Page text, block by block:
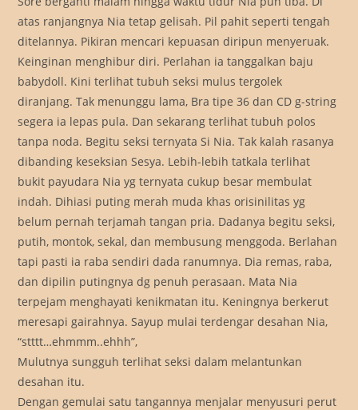
atas ranjangnya Nia tetap gelisah. Pil pahit seperti tengah
ditelannya. Pikiran mencari kepuasan diripun menyeruak.
Keinginan menghibur diri. Perlahan ia tanggalkan baju
babydoll. Kini terlihat tubuh seksi mulus tergolek
diranjang. Tak menunggu lama, Bra tipe 36 dan CD g-string
segera ia lepas pula. Dan sekarang terlihat tubuh polos
tanpa noda. Begitu seksi ternyata Si Nia. Tak kalah rasanya
dibanding keseksian Sesya. Lebih-lebih tatkala terlihat
bukit payudara Nia yg ternyata cukup besar membulat
indah. Dihiasi puting merah muda khas orisinilitas yg
belum pernah terjamah tangan pria. Dadanya begitu seksi,
putih, montok, sekal, dan membusung menggoda. Berlahan
tapi pasti ia raba sendiri dada ranumnya. Dia remas, raba,
dan dipilin putingnya dg penuh perasaan. Mata Nia
terpejam menghayati kenikmatan itu. Keningnya berkerut
meresapi gairahnya. Sayup mulai terdengar desahan Nia,
“stttt…ehmmm..ehhh”,
Mulutnya sungguh terlihat seksi dalam melantunkan
desahan itu.
Dengan gemulai satu tangannya menjalar menyusuri perut